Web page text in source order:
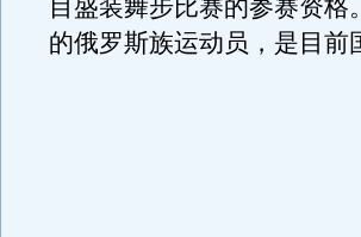
目盛装舞步比赛的参赛资
的俄罗斯族运动员，是目